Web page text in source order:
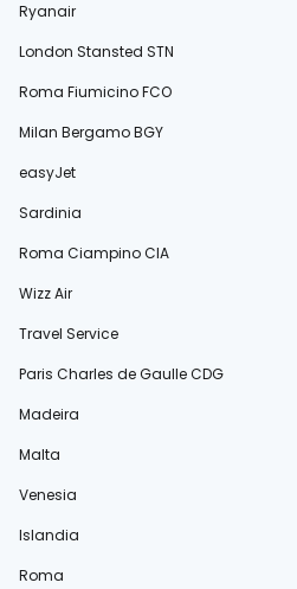
Ryanair
London Stansted STN
Roma Fiumicino FCO
Milan Bergamo BGY
easyJet
Sardinia
Roma Ciampino CIA
Wizz Air
Travel Service
Paris Charles de Gaulle CDG
Madeira
Malta
Venesia
Islandia
Roma